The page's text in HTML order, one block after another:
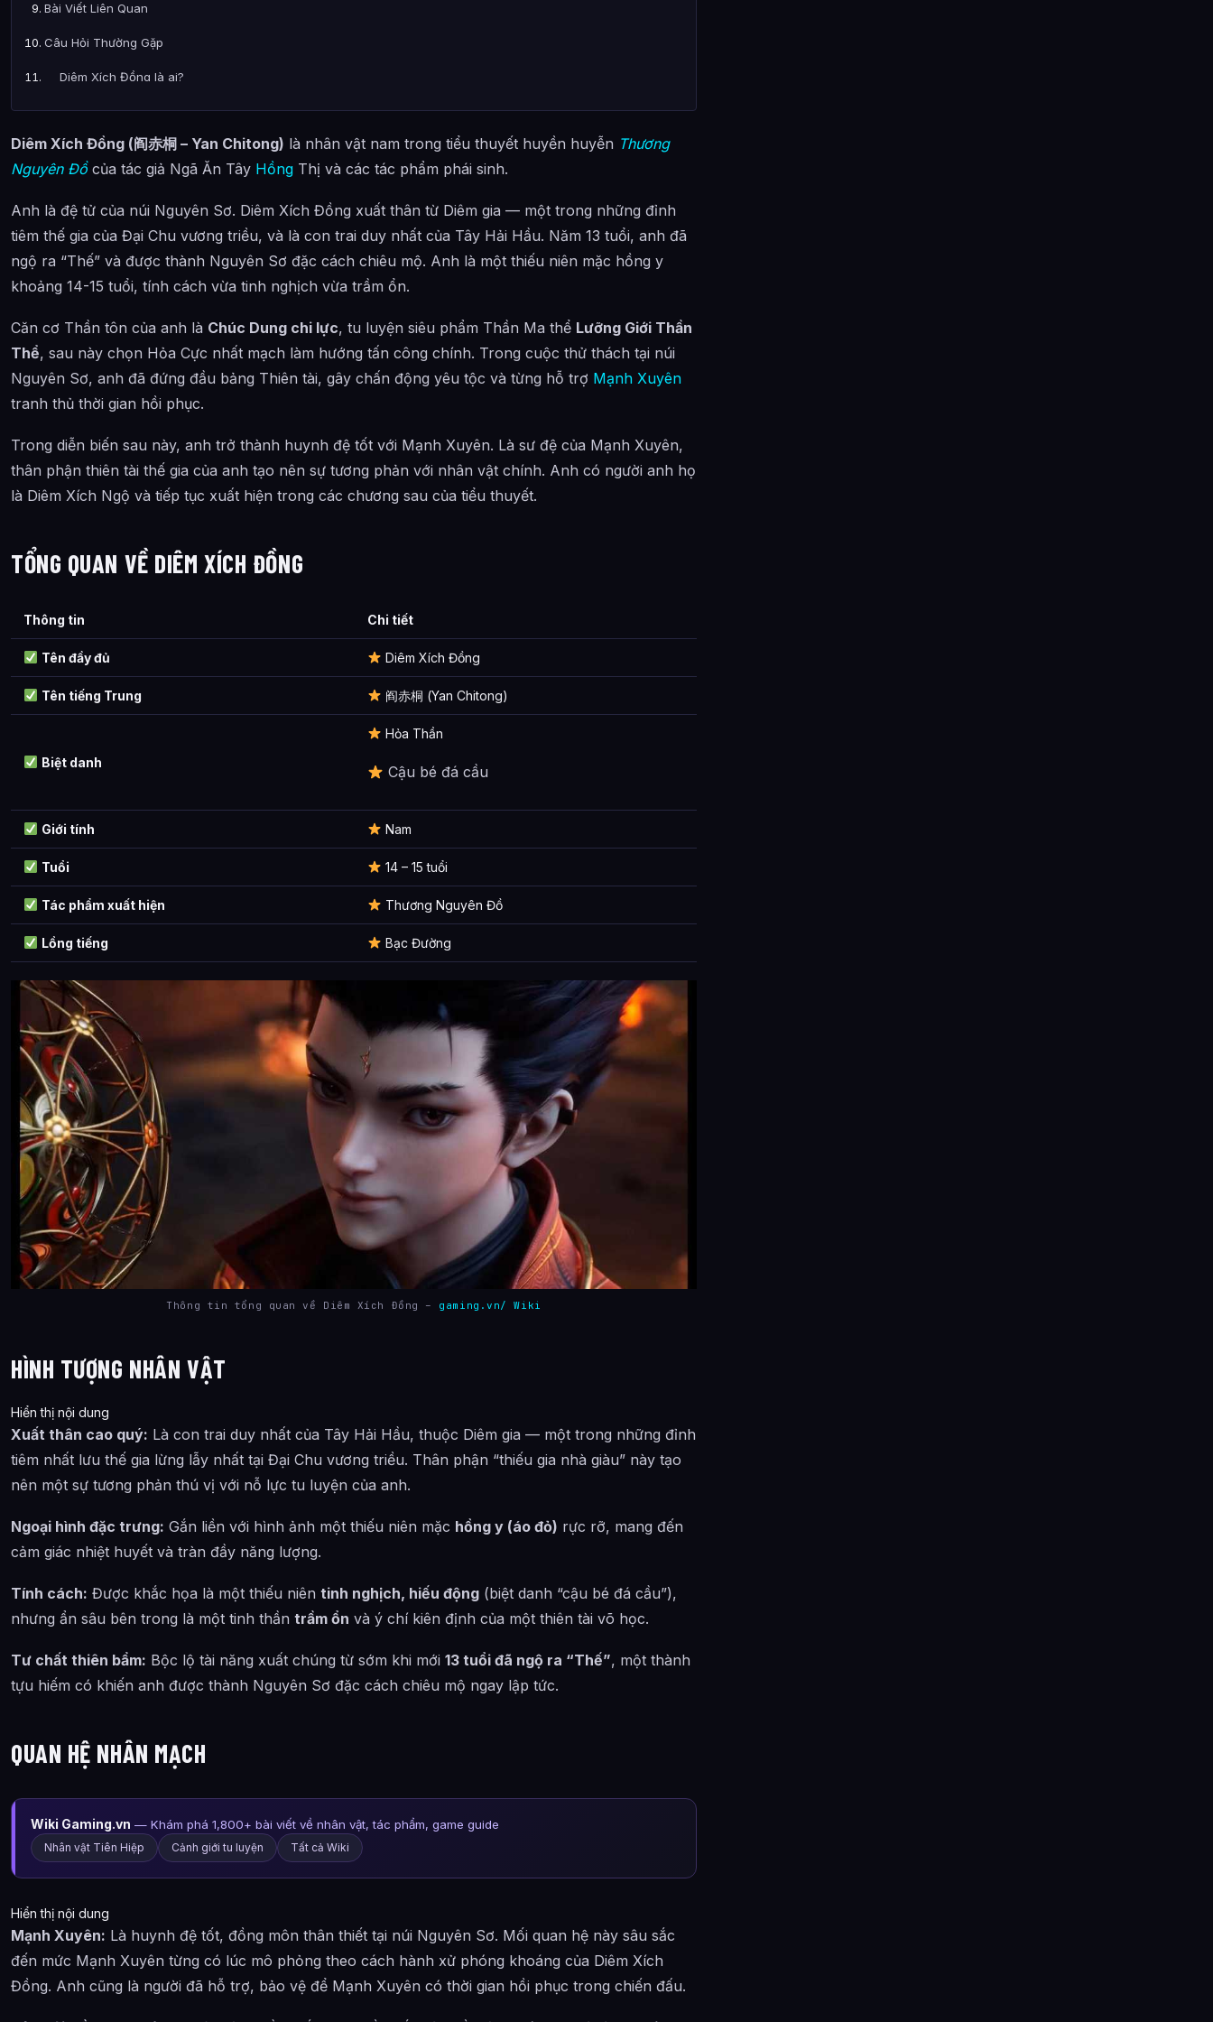
Bài Viết Liên Quan
Câu Hỏi Thường Gặp
Diêm Xích Đồng là ai?
Cảnh giới tu luyện của Diêm Xích Đồng như thế nào?
Diêm Xích Đồng xuất hiện trong tác phẩm nào?
Các mối quan hệ quan trọng của Diêm Xích Đồng là gì?
Thông tin về Diêm Xích Đồng được tổng hợp từ đâu?
Diêm Xích Đồng (阎赤桐 – Yan Chitong) là nhân vật nam trong tiểu thuyết huyền huyễn Thương
Nguyên Đồcủa tác giả Ngã Ăn Tây Hồng Thị và các tác phẩm phái sinh.
Anh là đệ tử của núi Nguyên Sơ. Diêm Xích Đồng xuất thân từ Diêm gia — một trong những đỉnh
tiêm thế gia của Đại Chu vương triều, và là con trai duy nhất của Tây Hải Hầu. Năm 13 tuổi, anh đã
ngộ ra “Thế” và được thành Nguyên Sơ đặc cách chiêu mộ. Anh là một thiếu niên mặc hồng y
khoảng 14-15 tuổi, tính cách vừa tinh nghịch vừa trầm ổn.
Căn cơ Thần tôn của anh là Chúc Dung chi lực, tu luyện siêu phẩm Thần Ma thể Lưỡng Giới Thần
Thể, sau này chọn Hỏa Cực nhất mạch làm hướng tấn công chính. Trong cuộc thử thách tại núi
Nguyên Sơ, anh đã đứng đầu bảng Thiên tài, gây chấn động yêu tộc và từng hỗ trợ Mạnh Xuyên
tranh thủ thời gian hồi phục.
Trong diễn biến sau này, anh trở thành huynh đệ tốt với Mạnh Xuyên. Là sư đệ của Mạnh Xuyên,
thân phận thiên tài thế gia của anh tạo nên sự tương phản với nhân vật chính. Anh có người anh họ
là Diêm Xích Ngộ và tiếp tục xuất hiện trong các chương sau của tiểu thuyết.
TỔNG QUAN VỀ DIÊM XÍCH ĐỒNG
Thông tin Chi tiết
Tên đầy đủ Diêm Xích Đồng
Tên tiếng Trung 阎赤桐 (Yan Chitong)
Biệt danh
Hỏa Thần
Cậu bé đá cầu
Giới tính Nam
Tuổi 14 – 15 tuổi
Tác phẩm xuất hiện Thương Nguyên Đồ
Lồng tiếng Bạc Đường
Thông tin tổng quan về Diêm Xích Đồng – gaming.vn/ Wiki
HÌNH TƯỢNG NHÂN VẬT
Hiển thị nội dung
Xuất thân cao quý: Là con trai duy nhất của Tây Hải Hầu, thuộc Diêm gia — một trong những đỉnh
tiêm nhất lưu thế gia lừng lẫy nhất tại Đại Chu vương triều. Thân phận “thiếu gia nhà giàu” này tạo
nên một sự tương phản thú vị với nỗ lực tu luyện của anh.
Ngoại hình đặc trưng: Gắn liền với hình ảnh một thiếu niên mặc hồng y (áo đỏ) rực rỡ, mang đến
cảm giác nhiệt huyết và tràn đầy năng lượng.
Tính cách: Được khắc họa là một thiếu niên tinh nghịch, hiếu động (biệt danh “cậu bé đá cầu”),
nhưng ẩn sâu bên trong là một tinh thần trầm ổn và ý chí kiên định của một thiên tài võ học.
Tư chất thiên bẩm: Bộc lộ tài năng xuất chúng từ sớm khi mới 13 tuổi đã ngộ ra “Thế”, một thành
tựu hiếm có khiến anh được thành Nguyên Sơ đặc cách chiêu mộ ngay lập tức.
QUAN HỆ NHÂN MẠCH
Wiki Gaming.vn — Khám phá 1,800+ bài viết về nhân vật, tác phẩm, game guide
Nhân vật Tiên Hiệp Cảnh giới tu luyện Tất cả Wiki
Hiển thị nội dung
Mạnh Xuyên: Là huynh đệ tốt, đồng môn thân thiết tại núi Nguyên Sơ. Mối quan hệ này sâu sắc
đến mức Mạnh Xuyên từng có lúc mô phỏng theo cách hành xử phóng khoáng của Diêm Xích
Đồng. Anh cũng là người đã hỗ trợ, bảo vệ để Mạnh Xuyên có thời gian hồi phục trong chiến đấu.